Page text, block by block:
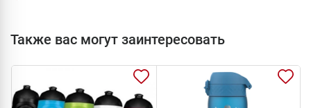
Также вас могут заинтересовать